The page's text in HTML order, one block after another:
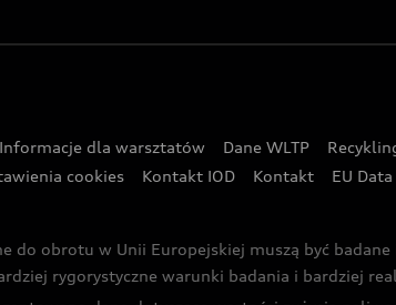
Informacje dla warsztatów Dane WLTP
cookies Kontakt IOD Kontakt EU
do obrotu w Unii Europejskiej muszą być
rygorystyczne warunki badania i bardziej